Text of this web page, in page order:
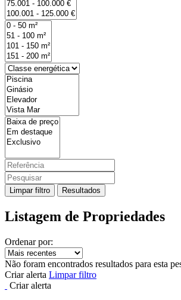
Limpar filtro Resultados
Listagem de Propriedades
Ordenar por:
Não foram encontrados resultados para esta
Criar alerta Limpar filtro
Criar alerta